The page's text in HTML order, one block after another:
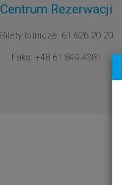
Centrum Rezerwacji
Bilety lotnicze: 61 626 20 20
Faks: +48 61 849 4381